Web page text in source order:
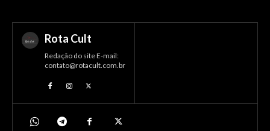
Rota Cult
Redação do site E-mail:
contato@rotacult.com.br